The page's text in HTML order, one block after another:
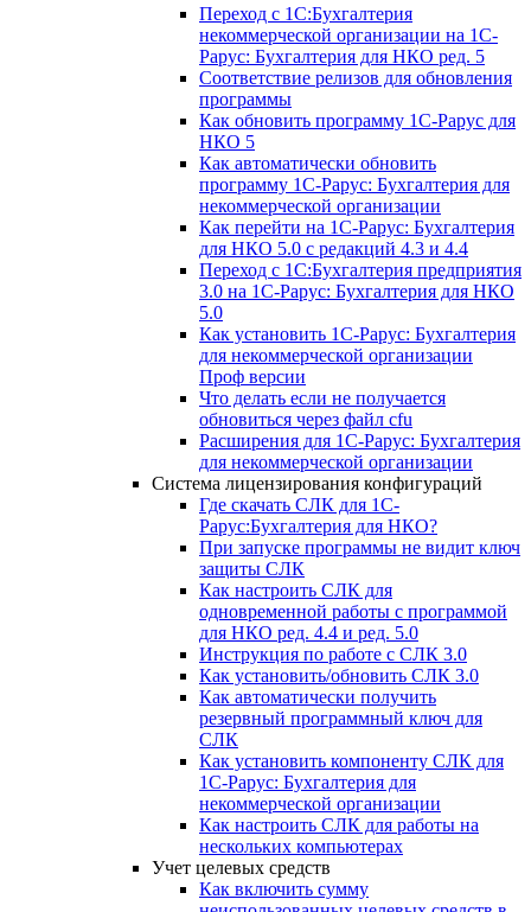
Переход с 1С:Бухгалтерия
некоммерческой организации на 1С-
Рарус: Бухгалтерия для НКО ред. 5
Соответствие релизов для обновления
программы
Как обновить программу 1С-Рарус для
НКО 5
Как автоматически обновить
программу 1С-Рарус: Бухгалтерия для
некоммерческой организации
Как перейти на 1С-Рарус: Бухгалтерия
для НКО 5.0 с редакций 4.3 и 4.4
Переход с 1С:Бухгалтерия предприятия
3.0 на 1С-Рарус: Бухгалтерия для НКО
5.0
Как установить 1С-Рарус: Бухгалтерия
для некоммерческой организации
Проф версии
Что делать если не получается
обновиться через файл cfu
Расширения для 1С-Рарус: Бухгалтерия
для некоммерческой организации
Система лицензирования конфигураций
Где скачать СЛК для 1С-
Рарус:Бухгалтерия для НКО?
При запуске программы не видит ключ
защиты СЛК
Как настроить СЛК для
одновременной работы с программой
для НКО ред. 4.4 и ред. 5.0
Инструкция по работе с СЛК 3.0
Как установить/обновить СЛК 3.0
Как автоматически получить
резервный программный ключ для
СЛК
Как установить компоненту СЛК для
1С-Рарус: Бухгалтерия для
некоммерческой организации
Как настроить СЛК для работы на
нескольких компьютерах
Учет целевых средств
Как включить сумму